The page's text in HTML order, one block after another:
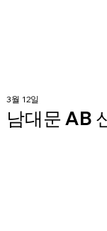
남대문 AB
3월 12일